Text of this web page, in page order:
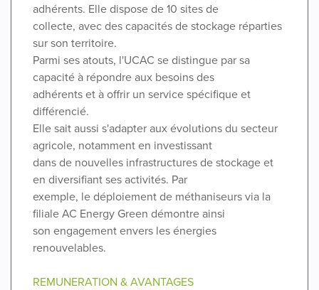
adhérents. Elle dispose de 10 sites de
collecte, avec des capacités de stockage réparties
sur son territoire.
Parmi ses atouts, l'UCAC se distingue par sa
capacité à répondre aux besoins des
adhérents et à offrir un service spécifique et
différencié.
Elle sait aussi s'adapter aux évolutions du secteur
agricole, notamment en investissant
dans de nouvelles infrastructures de stockage et
en diversifiant ses activités. Par
exemple, le déploiement de méthaniseurs via la
filiale AC Energy Green démontre ainsi
son engagement envers les énergies
renouvelables.
REMUNERATION & AVANTAGES